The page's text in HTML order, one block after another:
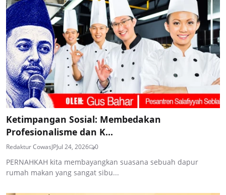
Ketimpangan Sosial: Membedakan
Profesionalisme dan K...
Redaktur CowasJPJul 24, 2026 0
PERNAHKAH kita membayangkan suasana sebuah dapur
rumah makan yang sangat sibu...